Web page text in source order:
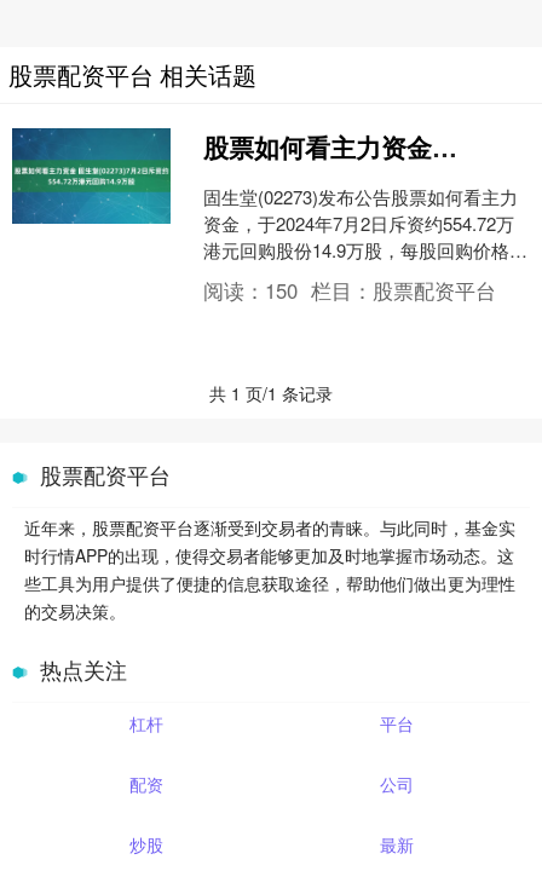
股票配资平台 相关话题
股票如何看主力资金 固生堂(02273)7月2日斥资约554.72万港元回购14.9万股
固生堂(02273)发布公告股票如何看主力
资金，于2024年7月2日斥资约554.72万
港元回购股份14.9万股，每股回购价格为
36.9-37.5港元。 海量资....
阅读： 150 栏目： 股票配资平台
共 1 页/1 条记录
股票配资平台
近年来，股票配资平台逐渐受到交易者的青睐。与此同时，基金实
时行情APP的出现，使得交易者能够更加及时地掌握市场动态。这
些工具为用户提供了便捷的信息获取途径，帮助他们做出更为理性
的交易决策。
热点关注
杠杆 平台
配资 公司
炒股 最新